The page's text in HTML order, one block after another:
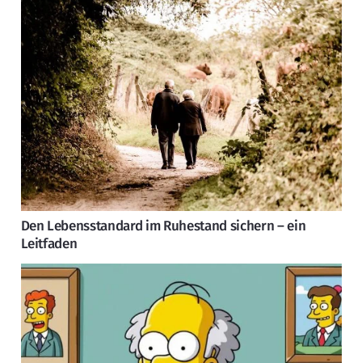
Den Lebensstandard im Ruhestand sichern – ein
Leitfaden